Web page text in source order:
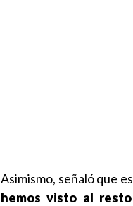
Asimismo, señaló que
hemos visto al